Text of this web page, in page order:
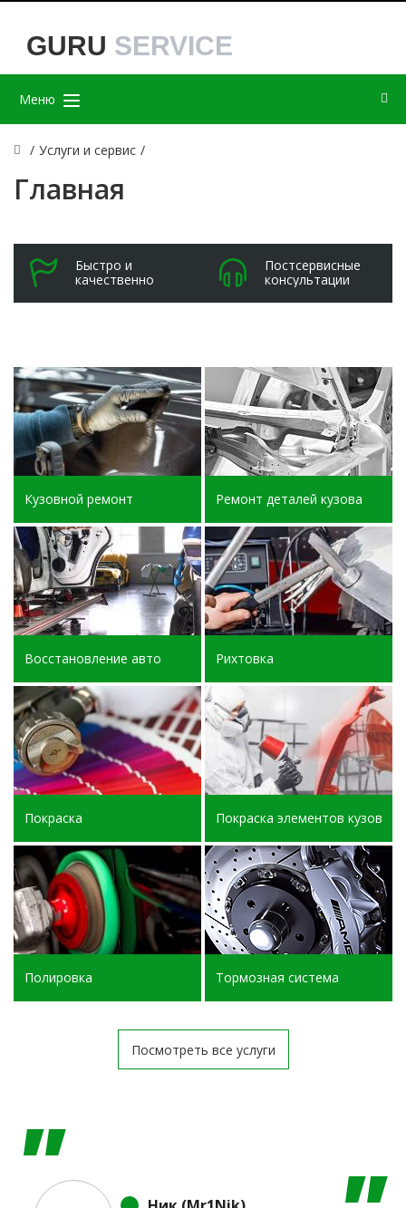
GURU SERVICE
Меню
/ Услуги и сервис /
Главная
Быстро и
качественно
Постсервисные
консультации
Кузовной ремонт Ремонт деталей кузова
Восстановление авто Рихтовка
Покраска Покраска элементов кузова
Полировка Тормозная система
Посмотреть все услуги